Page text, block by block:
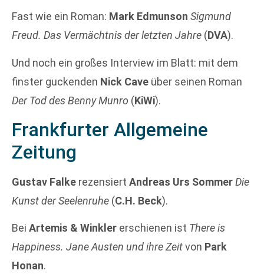
Fast wie ein Roman: Mark Edmunson Sigmund
Freud. Das Vermächtnis der letzten Jahre (DVA).
Und noch ein großes Interview im Blatt: mit dem
finster guckenden Nick Cave über seinen Roman
Der Tod des Benny Munro (KiWi).
Frankfurter Allgemeine
Zeitung
Gustav Falke rezensiert Andreas Urs SommerDie
Kunst der Seelenruhe (C.H. Beck).
Bei Artemis & Winkler erschienen ist There is
Happiness. Jane Austen und ihre Zeitvon Park
Honan.